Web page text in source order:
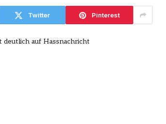
Twitter Pinterest